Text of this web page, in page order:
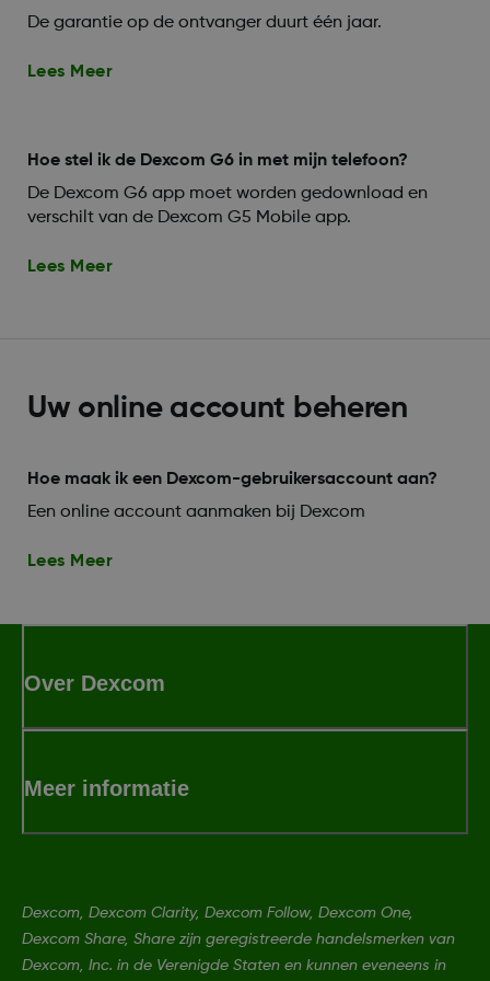
De garantie op de ontvanger duurt één jaar.
Lees Meer
Hoe stel ik de Dexcom G6 in met mijn telefoon?
De Dexcom G6 app moet worden gedownload en
verschilt van de Dexcom G5 Mobile app.
Lees Meer
Uw online account beheren
Hoe maak ik een Dexcom-gebruikersaccount aan?
Een online account aanmaken bij Dexcom
Lees Meer
Over Dexcom
Meer informatie
Dexcom, Dexcom Clarity, Dexcom Follow, Dexcom One,
Dexcom Share, Share zijn geregistreerde handelsmerken van
Dexcom, Inc. in de Verenigde Staten en kunnen eveneens in